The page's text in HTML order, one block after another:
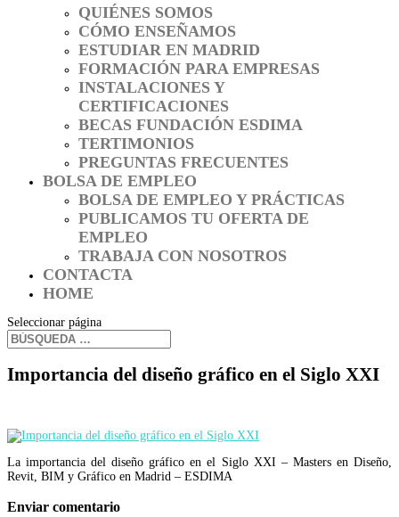
QUIÉNES SOMOS
CÓMO ENSEÑAMOS
ESTUDIAR EN MADRID
FORMACIÓN PARA EMPRESAS
INSTALACIONES Y
CERTIFICACIONES
BECAS FUNDACIÓN ESDIMA
TERTIMONIOS
PREGUNTAS FRECUENTES
BOLSA DE EMPLEO
BOLSA DE EMPLEO Y PRÁCTICAS
PUBLICAMOS TU OFERTA DE
EMPLEO
TRABAJA CON NOSOTROS
CONTACTA
HOME
Seleccionar página
Importancia del diseño gráfico en el Siglo XXI
La importancia del diseño gráfico en el Siglo XXI – Masters en Diseño,
Revit, BIM y Gráfico en Madrid – ESDIMA
Enviar comentario